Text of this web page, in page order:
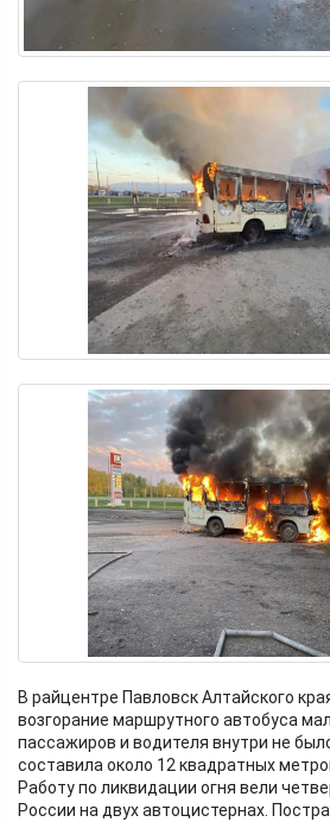
В райцентре Павловск Алтайского
возгорание маршрутного автобуса
пассажиров и водителя внутри не
составила около 12 квадратных
Работу по ликвидации огня вели
России на двух автоцистернах.